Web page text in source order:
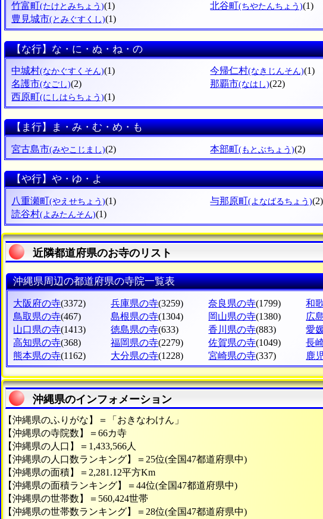
竹富町(たけとみちょう)(1) 北谷町(ちやたんちょう)
豊見城市(とみぐすくし)(1)
【な行】な・に・ぬ・ね・の
中城村(なかぐすくそん)(1) 今帰仁村(なきじんそん)
名護市(なごし)(2) 那覇市(なはし)(22)
西原町(にしはらちょう)(1)
【ま行】ま・み・む・め・も
宮古島市(みやこじまし)(2) 本部町(もとぶちょう)(2)
【や行】や・ゆ・よ
八重瀬町(やえせちょう)(1) 与那原町(よなばるちょう)
読谷村(よみたんそん)(1)
近隣都道府県のお寺のリスト
沖縄県周辺の都道府県の寺院一覧表
大阪府の寺(3372) 兵庫県の寺(3259) 奈良県の寺(1799) 和
鳥取県の寺(467) 島根県の寺(1304) 岡山県の寺(1380) 広
山口県の寺(1413) 徳島県の寺(633) 香川県の寺(883) 愛
高知県の寺(368) 福岡県の寺(2279) 佐賀県の寺(1049) 長
熊本県の寺(1162) 大分県の寺(1228) 宮崎県の寺(337) 鹿
沖縄県のインフォメーション
【沖縄県のふりがな】＝「おきなわけん」
【沖縄県の寺院数】＝66カ寺
【沖縄県の人口】＝1,433,566人
【沖縄県の人口数ランキング】＝25位(全国47都道府県中)
【沖縄県の面積】＝2,281.12平方Km
【沖縄県の面積ランキング】＝44位(全国47都道府県中)
【沖縄県の世帯数】＝560,424世帯
【沖縄県の世帯数ランキング】＝28位(全国47都道府県中)